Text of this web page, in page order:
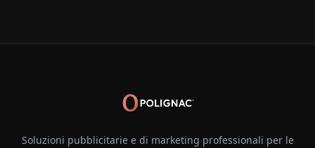
Soluzioni pubblicitarie e di marketing professionali per le